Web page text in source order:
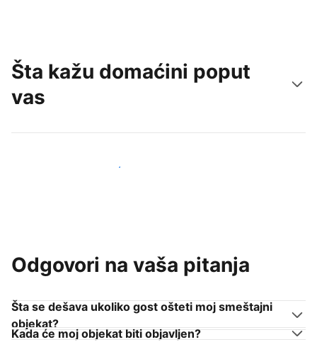
Šta kažu domaćini poput
vas
Pridružite se domaćinima poput vas
Odgovori na vaša pitanja
Šta se dešava ukoliko gost ošteti moj smeštajni
objekat?
Kada će moj objekat biti objavljen?